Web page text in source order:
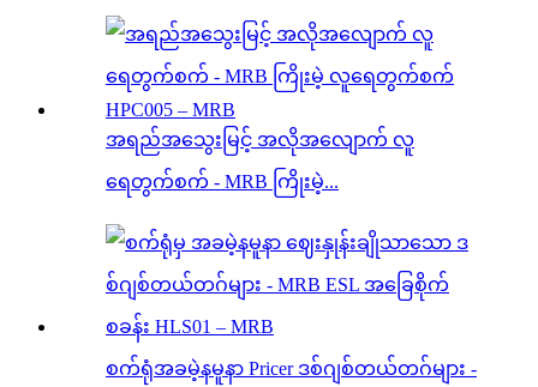
အရည်အသွေးမြင့် အလိုအလျောက် လူ
ရေတွက်စက် - MRB ကြိုးမဲ့...
စက်ရုံအခမဲ့နမူနာ Pricer ဒစ်ဂျစ်တယ်တဂ်များ -